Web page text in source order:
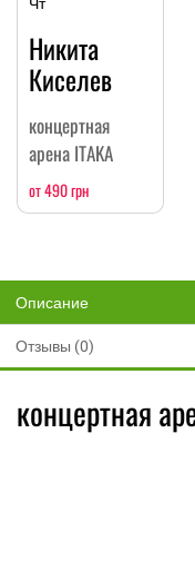
Никита
Киселев
концертная
арена ITAKA
от 490 грн
Описание
Отзывы (0)
концертная